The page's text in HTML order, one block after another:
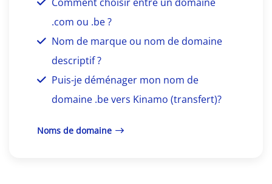
.com ou .be ?
Nom de marque ou nom de domaine
descriptif ?
Puis-je déménager mon nom de
domaine .be vers Kinamo (transfert)?
Noms de domaine